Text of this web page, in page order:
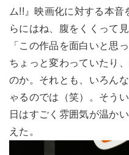
ム!!』映画化に対する本
らにはね、腹をくくって
「この作品を面白いと思
ちょっと変わっていたり
のか。それとも、いろん
ゃるのでは（笑）。そう
日はすごく雰囲気が温か
えた。